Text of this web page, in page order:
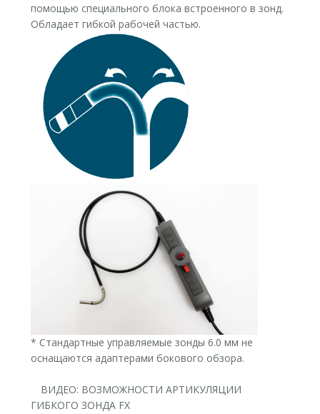
помощью специального блока встроенного в зонд.
Обладает гибкой рабочей частью.
* Стандартные управляемые зонды 6.0 мм не
оснащаются адаптерами бокового обзора.
ВИДЕО: ВОЗМОЖНОСТИ АРТИКУЛЯЦИИ
ГИБКОГО ЗОНДА FX